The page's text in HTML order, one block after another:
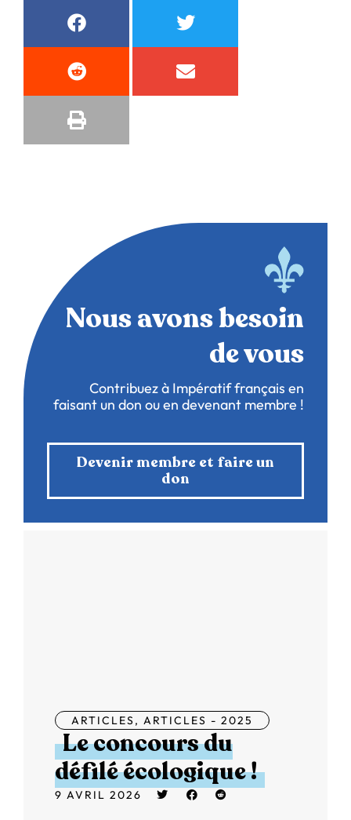
Nous avons besoin
de vous
Contribuez à Impératif français en
faisant un don ou en devenant membre !
Devenir membre et faire un
don
ARTICLES, ARTICLES - 2025
Le concours du
défilé écologique !
9 AVRIL 2026